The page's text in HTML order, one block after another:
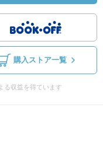
購入ストア一覧
る収益を得ています